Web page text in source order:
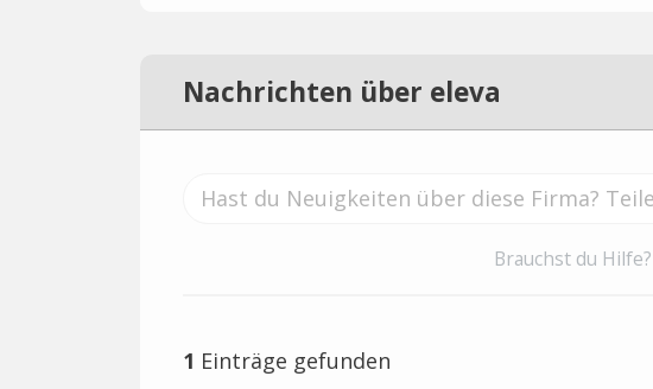
Nachrichten über eleva
Brauchst du Hilfe?
1 Einträge gefunden